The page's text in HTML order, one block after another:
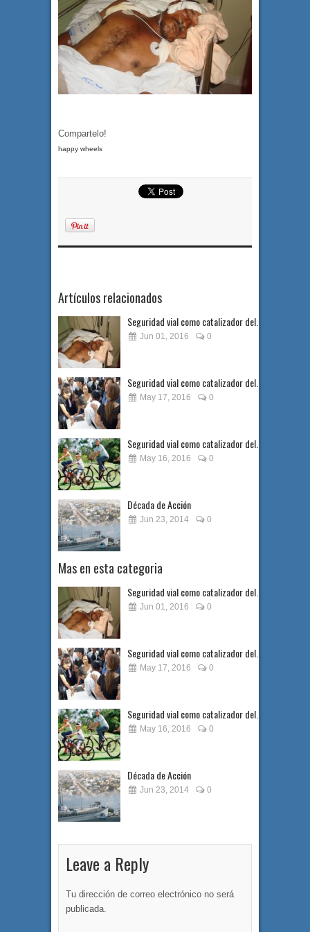
Compartelo!
happy wheels
Artículos relacionados
Seguridad vial como catalizador del...
Jun 01, 2016 0
Seguridad vial como catalizador del...
May 17, 2016 0
Seguridad vial como catalizador del...
May 16, 2016 0
Década de Acción
Jun 23, 2014 0
Mas en esta categoria
Seguridad vial como catalizador del...
Jun 01, 2016 0
Seguridad vial como catalizador del...
May 17, 2016 0
Seguridad vial como catalizador del...
May 16, 2016 0
Década de Acción
Jun 23, 2014 0
Leave a Reply
Tu dirección de correo electrónico no será
publicada.